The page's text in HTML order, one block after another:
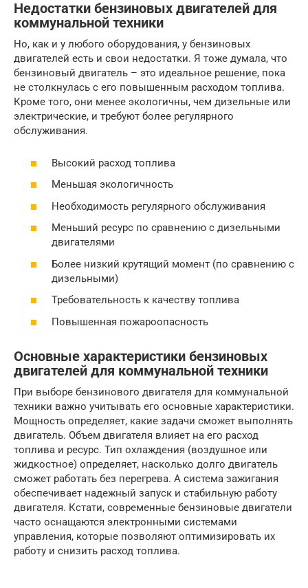
Недостатки бензиновых двигателей для
коммунальной техники
Но, как и у любого оборудования, у бензиновых
двигателей есть и свои недостатки. Я тоже думала, что
бензиновый двигатель – это идеальное решение, пока
не столкнулась с его повышенным расходом топлива.
Кроме того, они менее экологичны, чем дизельные или
электрические, и требуют более регулярного
обслуживания.
Высокий расход топлива
Меньшая экологичность
Необходимость регулярного обслуживания
Меньший ресурс по сравнению с дизельными
двигателями
Более низкий крутящий момент (по сравнению с
дизельными)
Требовательность к качеству топлива
Повышенная пожароопасность
Основные характеристики бензиновых
двигателей для коммунальной техники
При выборе бензинового двигателя для коммунальной
техники важно учитывать его основные характеристики.
Мощность определяет, какие задачи сможет выполнять
двигатель. Объем двигателя влияет на его расход
топлива и ресурс. Тип охлаждения (воздушное или
жидкостное) определяет, насколько долго двигатель
сможет работать без перегрева. А система зажигания
обеспечивает надежный запуск и стабильную работу
двигателя. Кстати, современные бензиновые двигатели
часто оснащаются электронными системами
управления, которые позволяют оптимизировать их
работу и снизить расход топлива.